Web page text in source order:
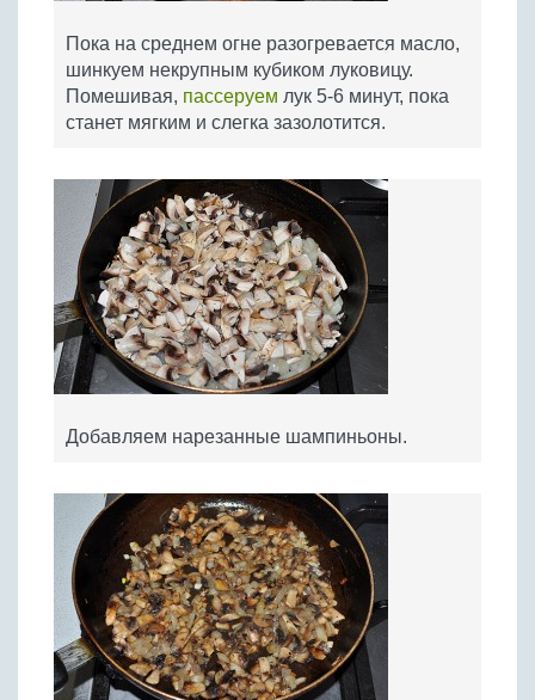
Пока на среднем огне разогревается масло,
шинкуем некрупным кубиком луковицу.
Помешивая, пассеруем лук 5-6 минут, пока
станет мягким и слегка зазолотится.
Добавляем нарезанные шампиньоны.